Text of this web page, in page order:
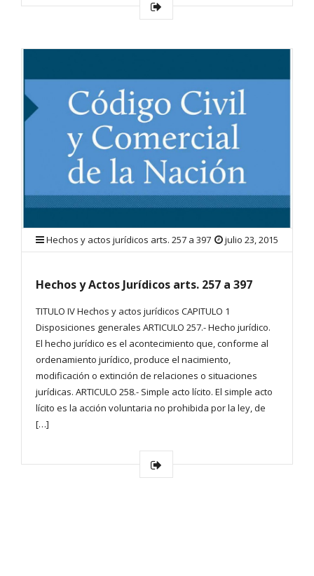
Hechos y actos jurídicos arts. 257 a 397 julio 23, 2015
Hechos y Actos Jurídicos arts. 257 a 397
TITULO IV Hechos y actos jurídicos CAPITULO 1
Disposiciones generales ARTICULO 257.- Hecho jurídico.
El hecho jurídico es el acontecimiento que, conforme al
ordenamiento jurídico, produce el nacimiento,
modificación o extinción de relaciones o situaciones
jurídicas. ARTICULO 258.- Simple acto lícito. El simple acto
lícito es la acción voluntaria no prohibida por la ley, de
[…]